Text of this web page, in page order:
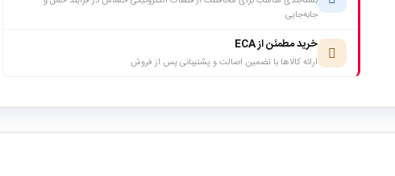
جابه‌جایی
خرید مطمئن از ECA
ارائه کالاها با تضمین اصالت و پشتیبانی پس از فروش